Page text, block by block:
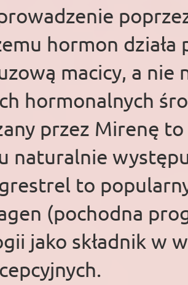
hormon
macicy, a nie
hormonalnych
przez Mirenę
naturalnie
to
(pochodna
jako składnik w